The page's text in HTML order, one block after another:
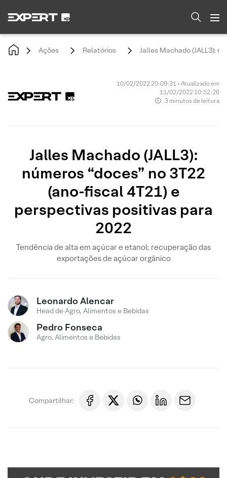
Ações Relatórios Jalles Machado (JALL3):
10/02/2022 20:09:31 • Atualizado em
11/02/2022 10:52:26
3 minutos de leitura
Jalles Machado (JALL3):
números “doces” no 3T22
(ano-fiscal 4T21) e
perspectivas positivas para
2022
Tendência de alta em açúcar e etanol; recuperação das
exportações de açúcar orgânico
Leonardo Alencar
Head de Agro, Alimentos e Bebidas
Pedro Fonseca
Agro, Alimentos e Bebidas
Compartilhar: